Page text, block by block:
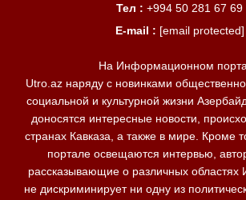
Тел : +994 50 281 67 69
E-mail : [email protected]
На Информационном
Utro.az наряду с новинками
социальной и культурной жизни
доносятся интересные новости,
странах Кавказа, а также в мире. Кроме
портале освещаются интервью,
рассказывающие о различных областях
не дискриминирует ни одну из